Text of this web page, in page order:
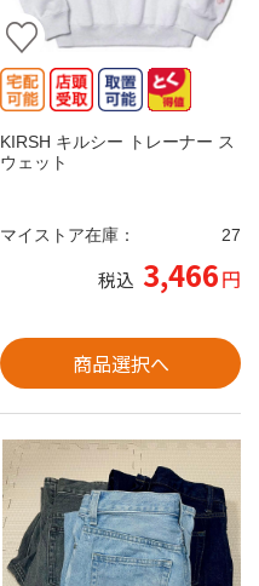
KIRSH キルシー トレーナー ス
ウェット
マイストア在庫： 27
税込 3,466円
商品選択へ